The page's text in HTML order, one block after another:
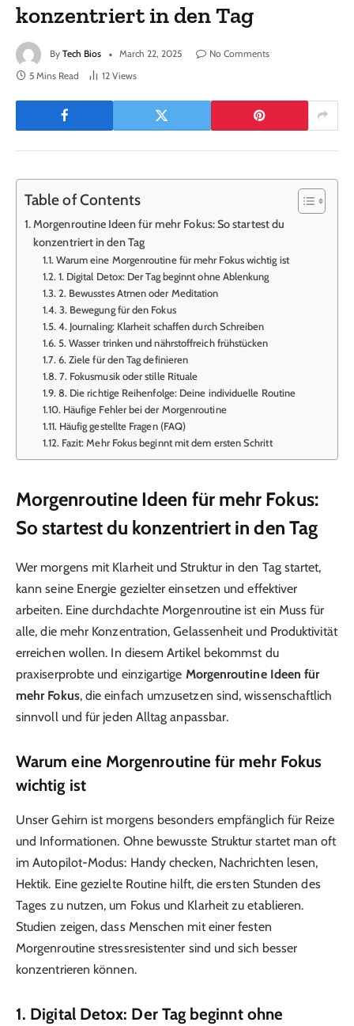
konzentriert in den Tag
By Tech Bios March 22, 2025
No Comments
5 Mins Read
12 Views
Table of Contents
Morgenroutine Ideen für mehr Fokus: So startest du
konzentriert in den Tag
Warum eine Morgenroutine für mehr Fokus wichtig ist
1. Digital Detox: Der Tag beginnt ohne Ablenkung
2. Bewusstes Atmen oder Meditation
3. Bewegung für den Fokus
4. Journaling: Klarheit schaffen durch Schreiben
5. Wasser trinken und nährstoffreich frühstücken
6. Ziele für den Tag definieren
7. Fokusmusik oder stille Rituale
8. Die richtige Reihenfolge: Deine individuelle Routine
Häufige Fehler bei der Morgenroutine
Häufig gestellte Fragen (FAQ)
Fazit: Mehr Fokus beginnt mit dem ersten Schritt
Morgenroutine Ideen für mehr Fokus:
So startest du konzentriert in den Tag
Wer morgens mit Klarheit und Struktur in den Tag startet,
kann seine Energie gezielter einsetzen und effektiver
arbeiten. Eine durchdachte Morgenroutine ist ein Muss für
alle, die mehr Konzentration, Gelassenheit und Produktivität
erreichen wollen. In diesem Artikel bekommst du
praxiserprobte und einzigartige Morgenroutine Ideen für
mehr Fokus, die einfach umzusetzen sind, wissenschaftlich
sinnvoll und für jeden Alltag anpassbar.
Warum eine Morgenroutine für mehr Fokus
wichtig ist
Unser Gehirn ist morgens besonders empfänglich für Reize
und Informationen. Ohne bewusste Struktur startet man oft
im Autopilot-Modus: Handy checken, Nachrichten lesen,
Hektik. Eine gezielte Routine hilft, die ersten Stunden des
Tages zu nutzen, um Fokus und Klarheit zu etablieren.
Studien zeigen, dass Menschen mit einer festen
Morgenroutine stressresistenter sind und sich besser
konzentrieren können.
1. Digital Detox: Der Tag beginnt ohne